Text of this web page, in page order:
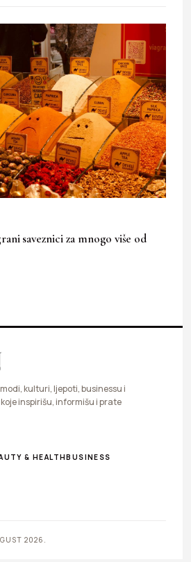
saveznici za mnogo više od
kulturi, ljepoti, businessu i
inspirišu, informišu i prate
& HEALTHBUSINESS
2026.